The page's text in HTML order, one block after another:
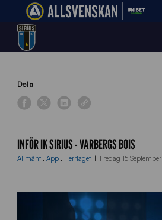
Home»
Dela
INFÖR IK SIRIUS - VARBERGS BOIS
Allmänt , App , Herrlaget Fredag 15